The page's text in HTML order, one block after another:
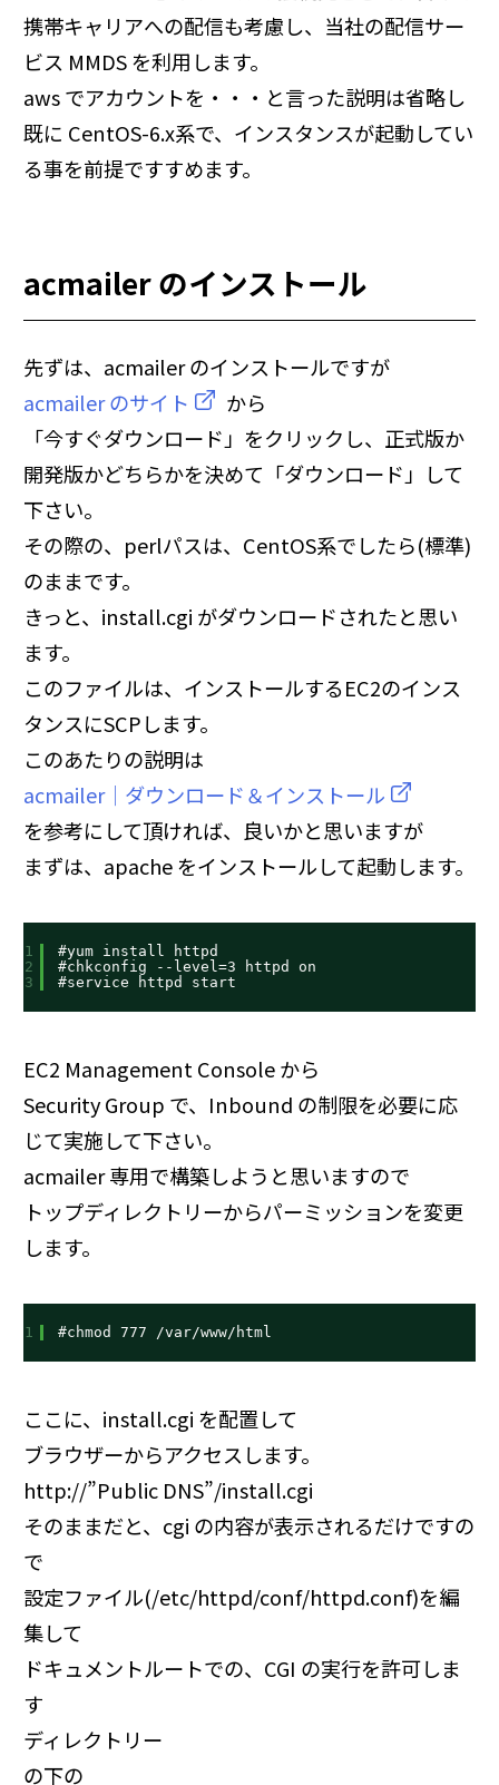
携帯キャリアへの配信も考慮し、当社の配信サー
ビス MMDS を利用します。
aws でアカウントを・・・と言った説明は省略し
既に CentOS-6.x系で、インスタンスが起動してい
る事を前提ですすめます。
acmailer のインストール
先ずは、acmailer のインストールですが
acmailer のサイト
から
「今すぐダウンロード」をクリックし、正式版か
開発版かどちらかを決めて「ダウンロード」して
下さい。
その際の、perlパスは、CentOS系でしたら(標準)
のままです。
きっと、install.cgi がダウンロードされたと思い
ます。
このファイルは、インストールするEC2のインス
タンスにSCPします。
このあたりの説明は
acmailer│ダウンロード＆インストール
を参考にして頂ければ、良いかと思いますが
まずは、apache をインストールして起動します。
1
2
3
#yum install httpd
#chkconfig --level=3 httpd on
#service httpd start
EC2 Management Console から
Security Group で、Inbound の制限を必要に応
じて実施して下さい。
acmailer 専用で構築しようと思いますので
トップディレクトリーからパーミッションを変更
します。
1 #chmod 777 /var/www/html
ここに、install.cgi を配置して
ブラウザーからアクセスします。
http://”Public DNS”/install.cgi
そのままだと、cgi の内容が表示されるだけですの
で
設定ファイル(/etc/httpd/conf/httpd.conf)を編
集して
ドキュメントルートでの、CGI の実行を許可しま
す
ディレクトリー
の下の